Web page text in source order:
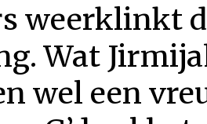
weerklinkt
Wat
wel een